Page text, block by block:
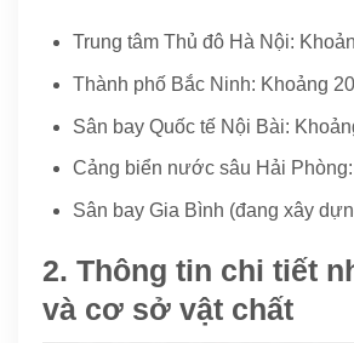
Trung tâm Thủ đô Hà Nội:
Thành phố Bắc Ninh: Khoảng
Sân bay Quốc tế Nội Bài:
Cảng biển nước sâu Hải
Sân bay Gia Bình (đang xây
2. Thông tin chi tiết
và cơ sở vật chất